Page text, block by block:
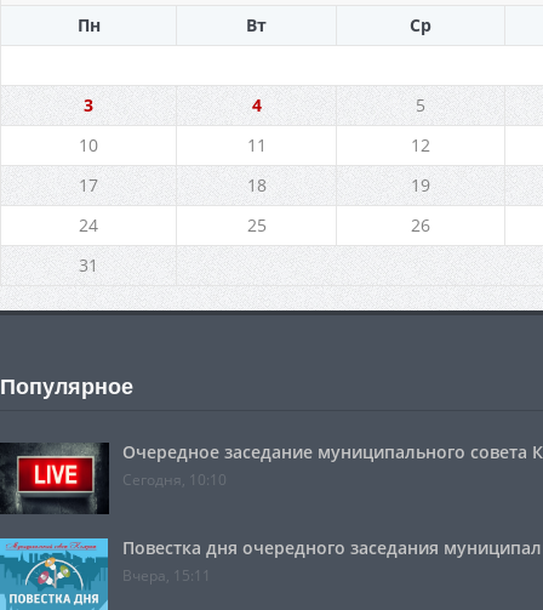
Пн Вт Ср
3 4
5
10
11
12
17
18
19
24
25
26
31
Популярное
Очередное заседание муниципального совета
Сегодня, 10:10
Повестка дня очередного заседания
Вчера, 15:11